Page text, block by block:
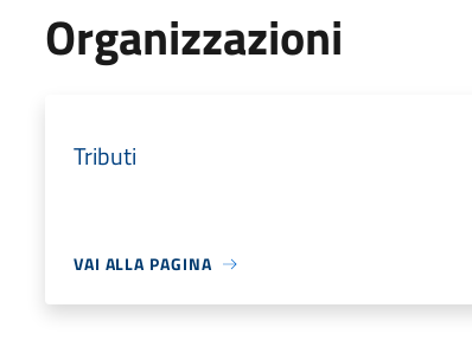
Organizzazioni
Tributi
VAI ALLA PAGINA